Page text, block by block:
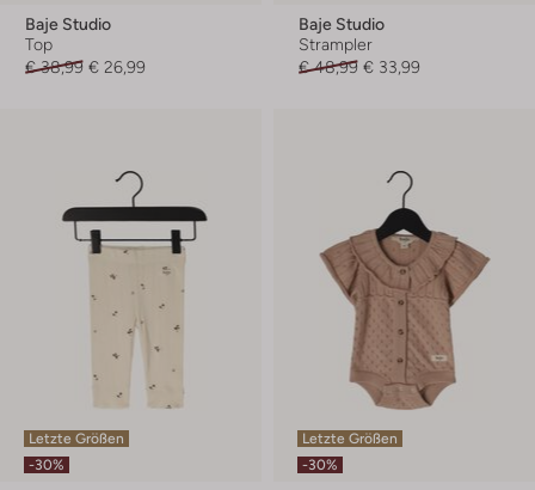
Baje Studio
Top
€ 38,99 € 26,99
Baje Studio
Strampler
€ 48,99 € 33,99
Letzte Größen
-30%
Letzte Größen
-30%